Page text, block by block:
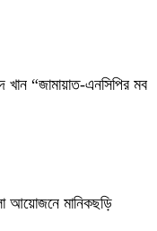
খান “জামায়াত-এনসিপির মব
আয়োজনে মানিকছড়ি